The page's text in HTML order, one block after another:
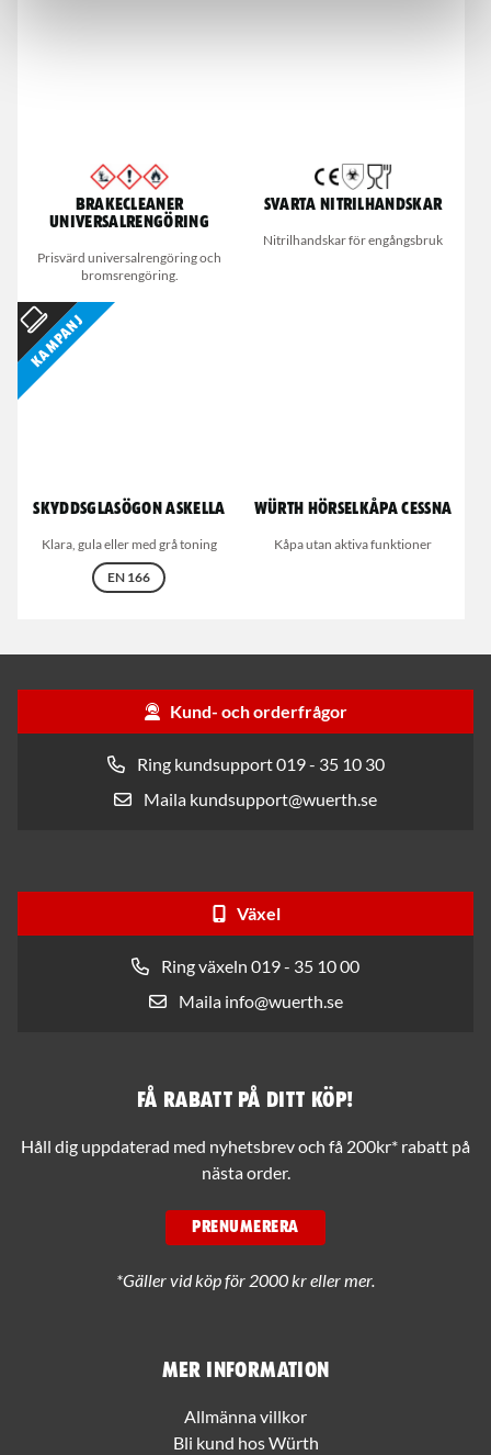
Brakecleaner
universalrengöring
Prisvärd universalrengöring och
bromsrengöring.
Svarta nitrilhandskar
Nitrilhandskar för engångsbruk
Kampanj
Skyddsglasögon Askella
Klara, gula eller med grå toning
EN 166
Würth Hörselkåpa Cessna
Kåpa utan aktiva funktioner
Kund- och orderfrågor
Ring kundsupport 019 - 35 10 30
Maila kundsupport@wuerth.se
Växel
Ring växeln 019 - 35 10 00
Maila info@wuerth.se
Mer information
Allmänna villkor
Bli kund hos Würth
Få rabatt på ditt köp!
Håll dig uppdaterad med nyhetsbrev och få 200kr* rabatt på
nästa order.
PRENUMERERA
*Gäller vid köp för 2000 kr eller mer.